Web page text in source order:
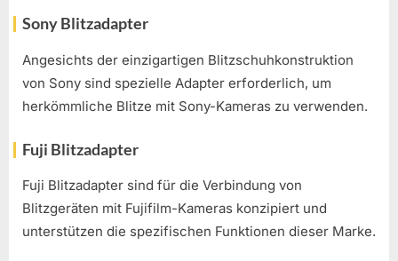
Sony Blitzadapter
Angesichts der einzigartigen Blitzschuhkonstruktion
von Sony sind spezielle Adapter erforderlich, um
herkömmliche Blitze mit Sony-Kameras zu verwenden.
Fuji Blitzadapter
Fuji Blitzadapter sind für die Verbindung von
Blitzgeräten mit Fujifilm-Kameras konzipiert und
unterstützen die spezifischen Funktionen dieser Marke.